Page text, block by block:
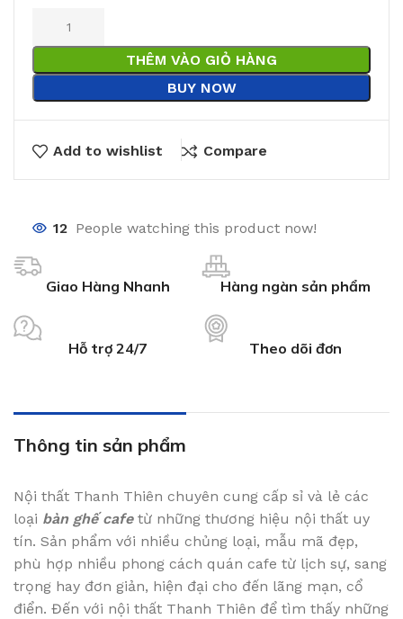
THÊM VÀO GIỎ HÀNG
BUY NOW
Add to wishlist Compare
12 People watching this product now!
Giao Hàng Nhanh Hàng ngàn sản phẩm
Hỗ trợ 24/7 Theo dõi đơn
Thông tin sản phẩm
Nội thất Thanh Thiên chuyên cung cấp sỉ và lẻ các
loại bàn ghế cafetừ những thương hiệu nội thất uy
tín. Sản phẩm với nhiều chủng loại, mẫu mã đẹp,
phù hợp nhiều phong cách quán cafe từ lịch sự, sang
trọng hay đơn giản, hiện đại cho đến lãng mạn, cổ
điển. Đến với nội thất Thanh Thiên để tìm thấy những